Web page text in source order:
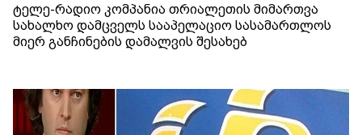
ტელე-რადიო კომპანია თრიალეთის მიმართვა
სახალხო დამცველს სააპელაციო სასამართლოს
მიერ განჩინების დამალვის შესახებ